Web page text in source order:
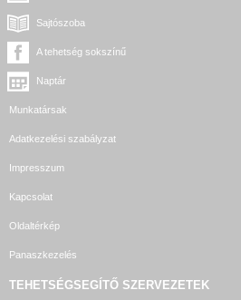
Sajtószoba
A tehetség sokszínű
Naptár
Munkatársak
Adatkezelési szabályzat
Impresszum
Kapcsolat
Oldaltérkép
Panaszkezelés
TEHETSÉGSEGÍTŐ SZERVEZETEK